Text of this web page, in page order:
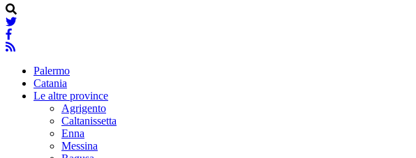
Palermo
Catania
Le altre province
Agrigento
Caltanissetta
Enna
Messina